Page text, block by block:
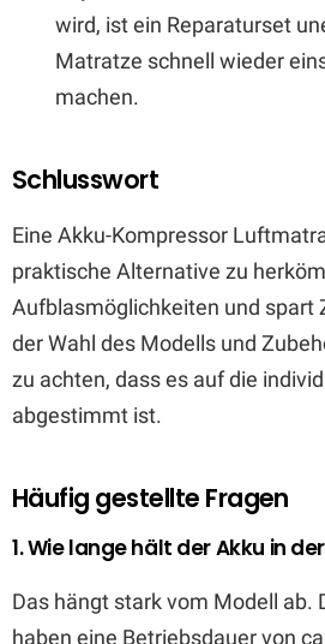
wird, ist ein Reparaturset
Matratze schnell wieder
machen.
Schlusswort
Eine Akku-Kompressor
praktische Alternative zu
Aufblasmöglichkeiten und spart
der Wahl des Modells und
zu achten, dass es auf die
abgestimmt ist.
Häufig gestellte Fragen
1. Wie lange hält der Akku in
Das hängt stark vom Modell ab.
haben eine Betriebsdauer von